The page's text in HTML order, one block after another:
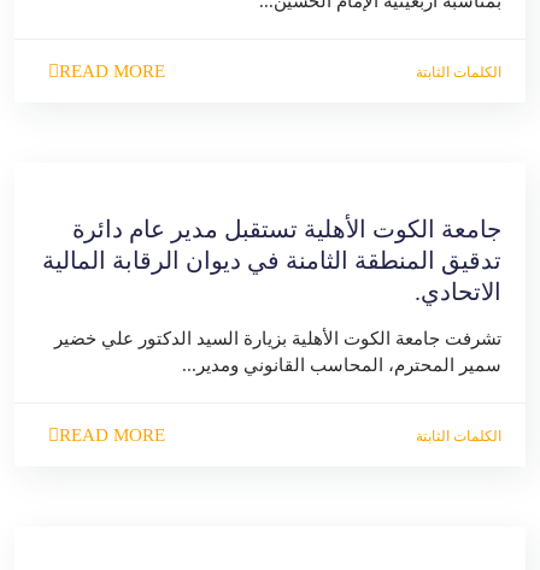
الكلمات الثابتة READ MORE
جامعة الكوت الأهلية تستقبل مدير عام دائرة
تدقيق المنطقة الثامنة في ديوان الرقابة المالية
الاتحادي.
تشرفت جامعة الكوت الأهلية بزيارة السيد الدكتور علي خضير
سمير المحترم، المحاسب القانوني ومدير...
الكلمات الثابتة READ MORE